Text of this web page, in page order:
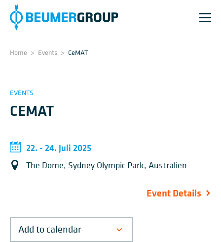
Home > Events > CeMAT
EVENTS
CEMAT
22. - 24. Juli 2025
The Dome, Sydney Olympic Park, Australien
Event Details